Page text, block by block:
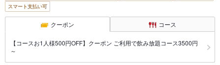
スマート支払い可
クーポン コース
【コースお1人様500円OFF】クーポン ご利用で飲み放題コース3500円
～